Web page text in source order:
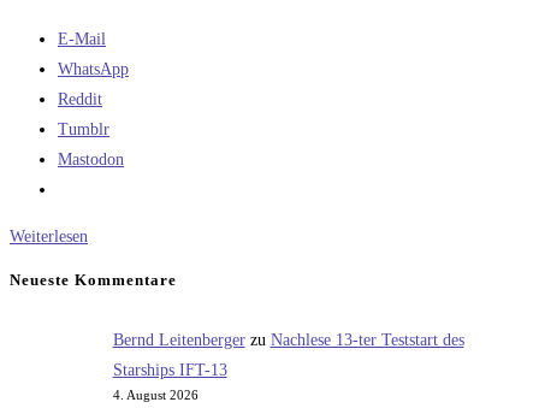
E-Mail
WhatsApp
Reddit
Tumblr
Mastodon
Weiterlesen
Neueste Kommentare
Bernd Leitenbergerzu Nachlese 13-ter Teststart des
Starships IFT-13
4. August 2026